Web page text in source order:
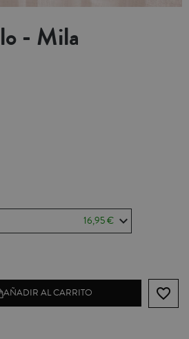
- Mila
16,95 €
AÑADIR AL CARRITO favorite_border